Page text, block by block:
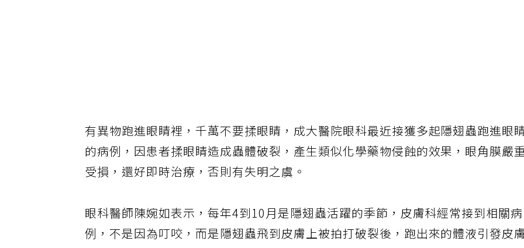
有異物跑進眼睛裡，千萬不要揉眼睛，成大醫院眼科最近接獲多起隱翅蟲跑進眼
的病例，因患者揉眼睛造成蟲體破裂，產生類似化學藥物侵蝕的效果，眼角膜嚴
受損，還好即時治療，否則有失明之虞。
眼科醫師陳婉如表示，每年4到10月是隱翅蟲活躍的季節，皮膚科經常接到相關
例，不是因為叮咬，而是隱翅蟲飛到皮膚上被拍打破裂後，跑出來的體液引發皮